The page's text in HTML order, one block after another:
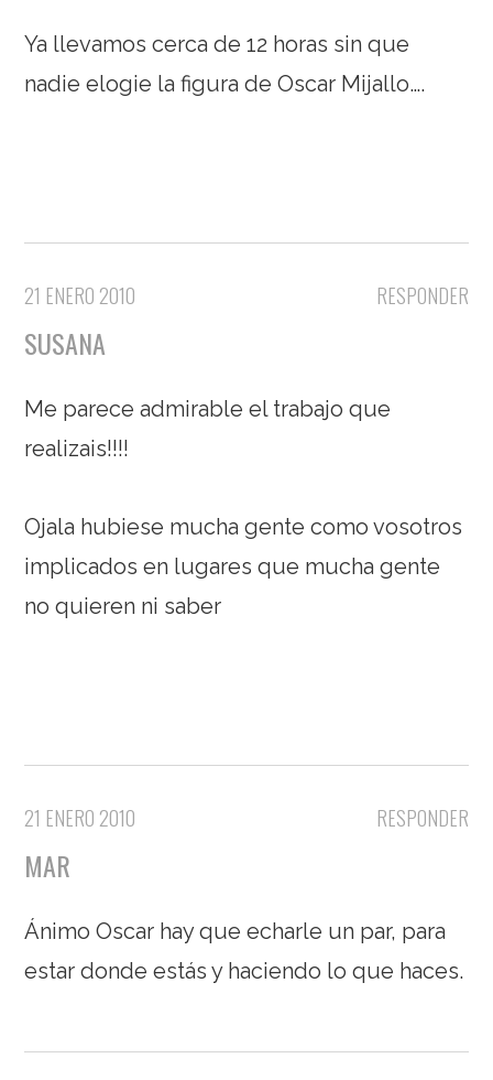
Ya llevamos cerca de 12 horas sin que
nadie elogie la figura de Oscar Mijallo….
RESPONDER
21 ENERO 2010
SUSANA
Me parece admirable el trabajo que
realizais!!!!
Ojala hubiese mucha gente como vosotros
implicados en lugares que mucha gente
no quieren ni saber
RESPONDER
21 ENERO 2010
MAR
Ánimo Oscar hay que echarle un par, para
estar donde estás y haciendo lo que haces.